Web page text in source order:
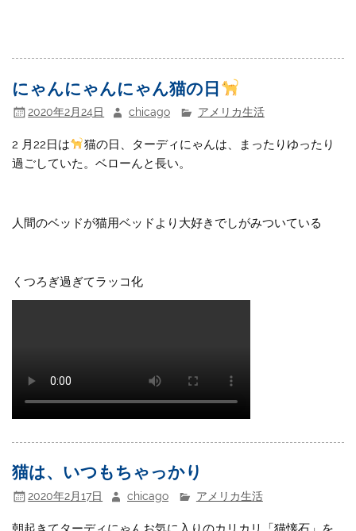
にゃんにゃんにゃん猫の日
2020年2月24日 chicago アメリカ生活
2 月22日は
猫の日、ターディにゃんは、まったりゆったり
過ごしていた。ベローんと長い。
人間のベッドが猫用ベッドより大好きでしがみついている
くつろぎ過ぎてラッコ化
猫は、いつもちゃっかり
2020年2月17日 chicago アメリカ生活